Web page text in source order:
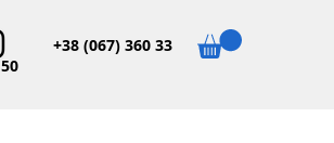
+38 (067) 360 33
50